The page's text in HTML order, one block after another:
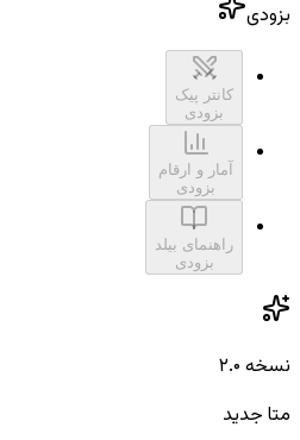
بزودی
کانتر پیک
بزودی
آمار و ارقام
بزودی
راهنمای بیلد
بزودی
نسخه ۲.۰
متا جدید